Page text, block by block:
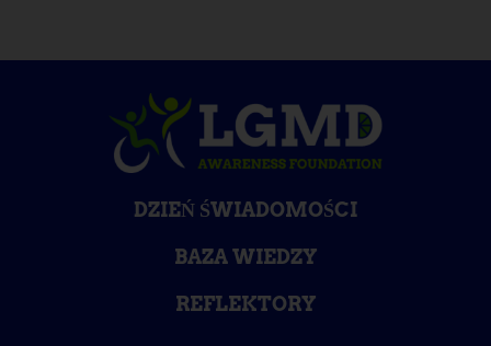
DZIEŃ ŚWIADOMOŚCI
BAZA WIEDZY
REFLEKTORY